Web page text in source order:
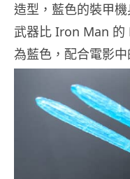
造型，藍色的裝甲
武器比 Iron Man 的
為藍色，配合電影中